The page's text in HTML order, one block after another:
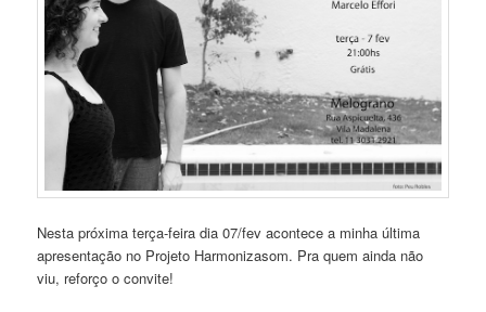
Nesta próxima terça-feira dia 07/fev acontece a minha última
apresentação no Projeto Harmonizasom. Pra quem ainda não
viu, reforço o convite!